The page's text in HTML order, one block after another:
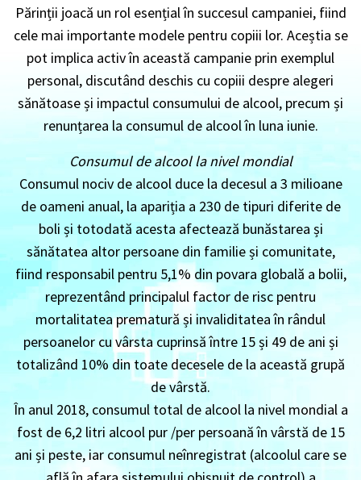
Părinții joacă un rol esențial în succesul campaniei, fiind
cele mai importante modele pentru copiii lor. Aceștia se
pot implica activ în această campanie prin exemplul
personal, discutând deschis cu copiii despre alegeri
sănătoase și impactul consumului de alcool, precum și
renunțarea la consumul de alcool în luna iunie.
Consumul de alcool la nivel mondial
Consumul nociv de alcool duce la decesul a 3 milioane
de oameni anual, la apariția a 230 de tipuri diferite de
boli și totodată acesta afectează bunăstarea și
sănătatea altor persoane din familie și comunitate,
fiind responsabil pentru 5,1% din povara globală a bolii,
reprezentând principalul factor de risc pentru
mortalitatea prematură și invaliditatea în rândul
persoanelor cu vârsta cuprinsă între 15 și 49 de ani și
totalizând 10% din toate decesele de la această grupă
de vârstă.
În anul 2018, consumul total de alcool la nivel mondial a
fost de 6,2 litri alcool pur /per persoană în vârstă de 15
ani și peste, iar consumul neînregistrat (alcoolul care se